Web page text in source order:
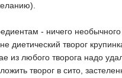
- ничего
диетический творог
из любого творога надо
творог в сито,